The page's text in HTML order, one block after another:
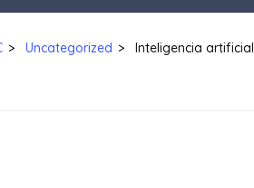
> Uncategorized > Inteligencia artificial